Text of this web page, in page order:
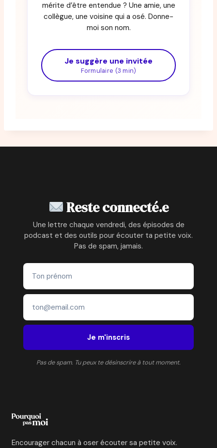
mérite d’être entendue ? Une amie, une
collègue, une voisine qui a osé. Donne-
moi son nom.
Je suggère une invitée
Formulaire (3 min)
Reste connecté.e
Une lettre chaque vendredi, des épisodes de
podcast et des outils pour écouter ta petite voix.
Pas de spam, jamais.
Je m'inscris
Pas de spam. Tu peux te désinscrire à tout moment.
Encourager chacun à oser écouter sa petite voix.